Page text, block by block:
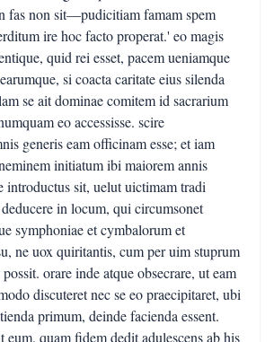
fas non sit—pudicitiam famam spem
ire hoc facto properat.' eo magis
quid rei esset, pacem ueniamque
si coacta caritate eius silenda
se ait dominae comitem id sacrarium
eo accessisse. scire
generis eam officinam esse; et iam
initiatum ibi maiorem annis
introductus sit, uelut uictimam tradi
in locum, qui circumsonet
symphoniae et cymbalorum et
ne uox quiritantis, cum per uim stuprum
orare inde atque obsecrare, ut eam
discuteret nec se eo praecipitaret, ubi
primum, deinde facienda essent.
eum, quam fidem dedit adulescens ab his